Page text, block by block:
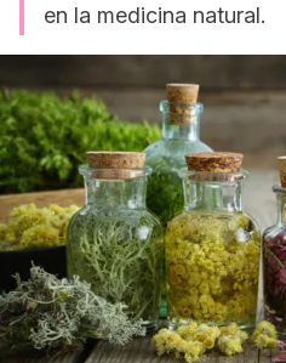
en la medicina natural.